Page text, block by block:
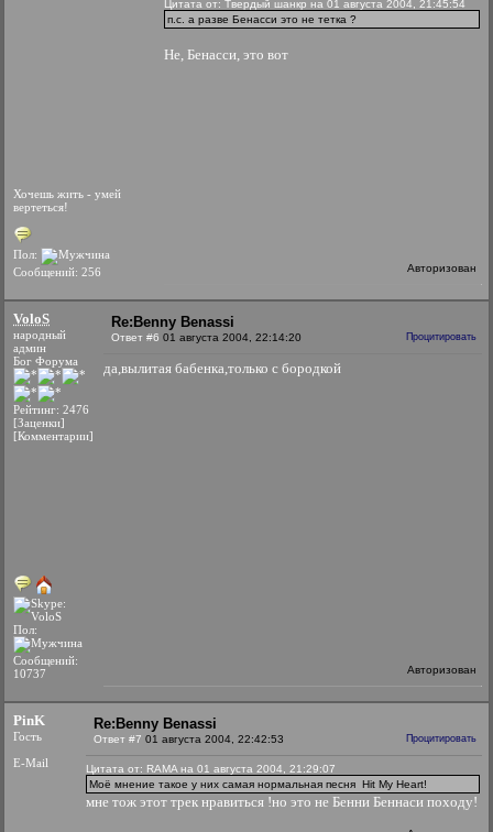
Хочешь жить - умей
вертеться!
Пол:
Сообщений: 256
Цитата от: Твердый шанкр на 01 августа 2004, 21:45:54
п.с. а разве Бенасси это не тетка ?
Не, Бенасси, это вот
Авторизован
VoloS
народный
админ
Бог Форума
Рейтинг: 2476
[Заценки]
[Комментарии]
Пол:
Сообщений:
10737
Re:Benny Benassi
Ответ #6 01 августа 2004, 22:14:20 Процитировать
да,вылитая бабенка,только с бородкой
Авторизован
PinK
Гость
E-Mail
Re:Benny Benassi
Ответ #7 01 августа 2004, 22:42:53 Процитировать
Цитата от: RAMA на 01 августа 2004, 21:29:07
Моё мнение такое у них самая нормальная песня Hit My Heart!
мне тож этот трек нравиться !но это не Бенни Беннаси походу!